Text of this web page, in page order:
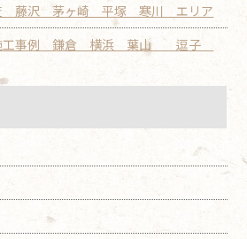
査 藤沢 茅ヶ崎 平塚 寒川 エリア
工事例 鎌倉 横浜 葉山 逗子